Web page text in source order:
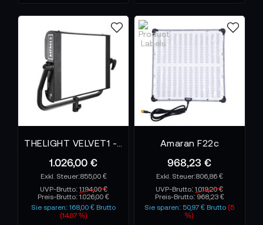
1.026,00 €
855,00 €
UVP-Brutto: 1.194,00 €
Preis-Brutto:1.026,00 €
Sie sparen: 168,00 € Brutto
(14.07 %)
Amaran F22c
968,23 €
806,86 €
UVP-Brutto:1.019,20 €
Preis-Brutto: 968,23 €
Sie sparen: 50,97 € Brutto(5
%)